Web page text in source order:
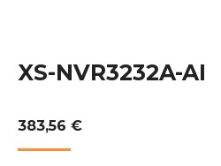
XS-NVR3232A-AI
383,56 €